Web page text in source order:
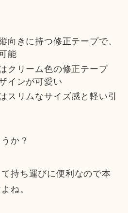
向きに持つ修正テープで、
能
クリーム色の修正テープ
インが可愛い
スリムなサイズ感と軽い引
か？
持ち運びに便利なので本
ね。